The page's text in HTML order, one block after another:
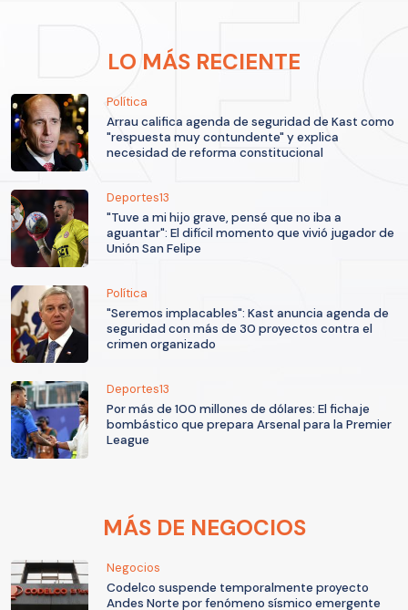
LO MÁS RECIENTE
Política
Arrau califica agenda de seguridad de Kast como
"respuesta muy contundente" y explica
necesidad de reforma constitucional
Deportes13
"Tuve a mi hijo grave, pensé que no iba a
aguantar": El difícil momento que vivió jugador de
Unión San Felipe
Política
"Seremos implacables": Kast anuncia agenda de
seguridad con más de 30 proyectos contra el
crimen organizado
Deportes13
Por más de 100 millones de dólares: El fichaje
bombástico que prepara Arsenal para la Premier
League
MÁS DE NEGOCIOS
Negocios
Codelco suspende temporalmente proyecto
Andes Norte por fenómeno sísmico emergente